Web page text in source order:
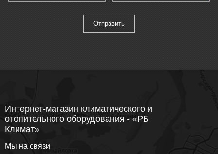
Интернет-магазин климатического и
отопительного оборудования - «РБ
Климат»
Мы на связи